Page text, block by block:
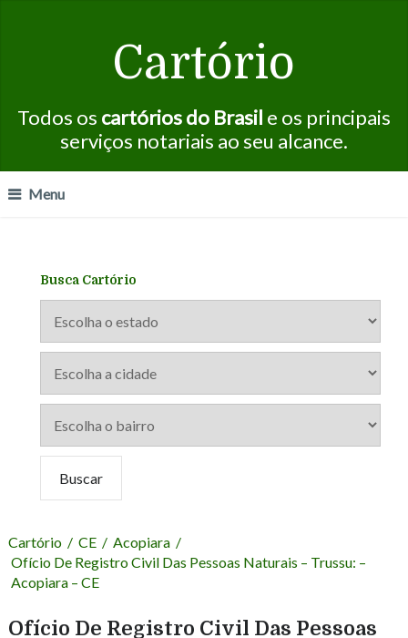
Cartório
Todos os cartórios do Brasil e os principais
serviços notariais ao seu alcance.
Menu
Busca Cartório
Cartório / CE / Acopiara /
Ofício De Registro Civil Das Pessoas Naturais – Trussu: –
Acopiara – CE
Ofício De Registro Civil Das Pessoas